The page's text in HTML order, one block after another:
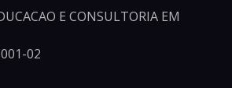
E CONSULTORIA EM
02